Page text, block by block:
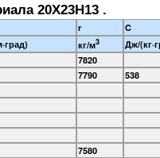
20Х23Н13 .
r
C
кг/м3
Дж/
7820
7790
538
7580